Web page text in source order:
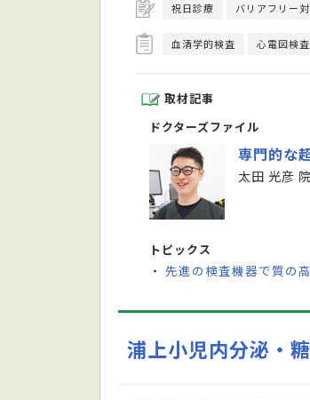
祝日診療 バリアフリー
血清学的検査 心電図検査
取材記事
ドクターズファイル
専門的な
太田 光彦
トピックス
・先進の検査機器で質の
浦上小児内分泌・